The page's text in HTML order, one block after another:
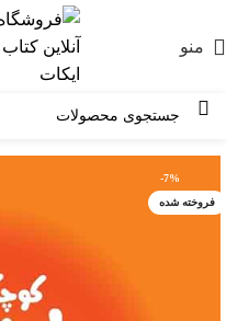
منو
-7%
فروخته شده